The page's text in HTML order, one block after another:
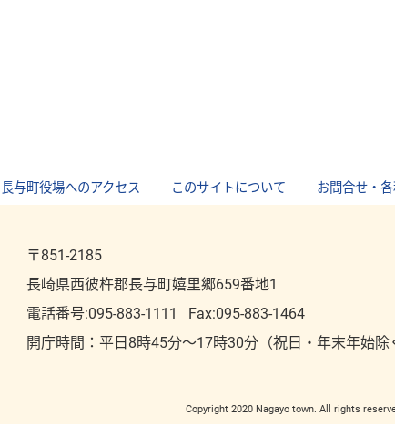
長与町役場へのアクセス このサイトについて お問合せ・
〒851-2185
長崎県西彼杵郡長与町嬉里郷659番地1
電話番号:095-883-1111
Fax:095-883-1464
開庁時間：平⽇8時45分～17時30分（祝⽇・年末年始除
Copyright 2020 Nagayo town. All rights